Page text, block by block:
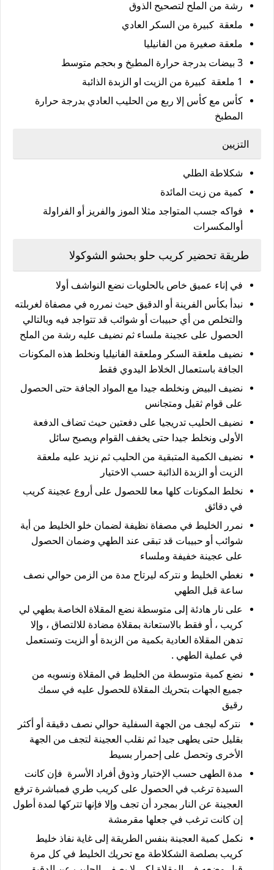
رشة من الملح لتصحيح الذوق
ملعقة كبيرة من السكر العادي
ملعقة صغيرة من الفانيليا
3 بيضات بدرجة حرارة المطبخ و بحجم متوسط
1 ملعقة كبيرة من الزيت او الزبدة الذائبة
كأس مع كأس إلا ربع من الحليب العادي بدرجة حرارة
المطبخ
التزيين
شكلاطة الطلي
كمية من زيت المائدة
فواكه جسب المتواجد مثلا الموز والفريز أو الفراولة
أوالمكسرات
طريقة تحضير كريب حلو بحشو الشوكولا
في إناء عميق خاص بالحلويات نضع النواشف أولا
نبدأ بكأس الفرينة أو الدقيق حيث نمرره في مصفاة لغربلته
والتخلص من أي حبيبات أو شوائب قد تتواجد فيه وبالتالي
الحصول على عجينة ملساء ثم نضيف عليه رشة من الملح
نضيف ملعقة السكر وملعقة الفانيليا ونخلط هذه المكونات
الجافة باستعمال الخلاط اليدوي فقط
نضيف البيض ونخلطه جيدا مع المواد الجافة حتى الحصول
على قوام ثقيل ومتجانس
نضيف الحليب تدريجيا على دفعتين حيث تضاف الدفعة
الأولى ونخلط جيدا حتى يخفف القوام ويصبح سائل
نضيف الكمية المتبقية من الحليب ثم نزيد عليه ملعقة
الزيت أو الزبدة الذائبة حسب الاختيار
نخلط المكونات كلها معا للحصول على أروع عجينة كريب
في دقائق
نمرر الخليط في مصفاة نظيفة لضمان خلو الخليط من أية
شوائب أو حبيبات قد تبقى عند الطهي وضمان الحصول
على عجينة خفيفة وملساء
نغطي الخليط و نتركه ليرتاح مدة من الزمن حوالي نصف
ساعة قبل الطهي
على نار هادئة إلى متوسطة نضع المقلاة الخاصة بطهي لي
كريب ، أو فقط بالاستعانة بمقلاة مضادة للالتصاق ، وإلا
تدهن المقلاة العادية بكمية من الزبدة أو الزيت وتستعمل
في عملية الطهي .
نضع كمية متوسطة من الخليط في المقلاة ونسويه من
جميع الجهات بتحريك المقلاة للحصول عليه في سمك
رقيق
نتركه ليجف من الجهة السفلية حوالي نصف دقيقة أو أكثر
بقليل حتى يطهى جيدا ثم نقلب العجينة لتجف من الجهة
الأخرى وتحصل على إحمرار بسيط
مدة الطهى حسب الإختيار وذوق أفراد الأسرة فإن كانت
السيدة ترغب في الحصول على كريب طري فمباشرة ترفع
العجينة عن النار بمجرد أن تجف وإلا فإنها تتركها لمدة أطول
إن كانت ترغب في جعلها مقرمشة
نكمل كمية العجينة بنفس الطريقة إلى غاية نفاذ خليط
كريب بصلصة الشكلاطة مع تحريك الخليط في كل مرة